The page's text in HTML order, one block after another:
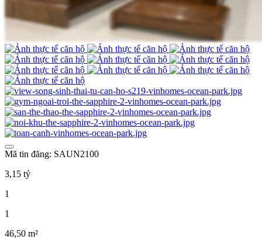
Mã tin đăng: SAUN2100
3,15 tỷ
1
1
46,50 m²